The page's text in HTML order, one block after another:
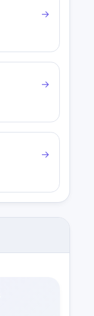
→
→
→